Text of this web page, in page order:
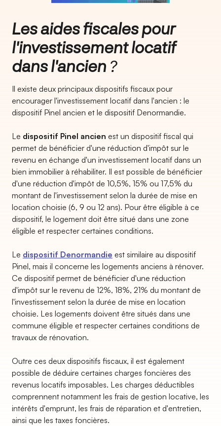
Les aides fiscales pour
l'investissement locatif
dans l'ancien ?
Il existe deux principaux dispositifs fiscaux pour
encourager l'investissement locatif dans l'ancien : le
dispositif Pinel ancien et le dispositif Denormandie.
Le dispositif Pinel ancien est un dispositif fiscal qui
permet de bénéficier d'une réduction d'impôt sur le
revenu en échange d'un investissement locatif dans un
bien immobilier à réhabiliter. Il est possible de bénéficier
d'une réduction d'impôt de 10,5%, 15% ou 17,5% du
montant de l'investissement selon la durée de mise en
location choisie (6, 9 ou 12 ans). Pour être éligible à ce
dispositif, le logement doit être situé dans une zone
éligible et respecter certaines conditions.
Le dispositif Denormandie est similaire au dispositif
Pinel, mais il concerne les logements anciens à rénover.
Ce dispositif permet de bénéficier d'une réduction
d'impôt sur le revenu de 12%, 18%, 21% du montant de
l'investissement selon la durée de mise en location
choisie. Les logements doivent être situés dans une
commune éligible et respecter certaines conditions de
travaux de rénovation.
Outre ces deux dispositifs fiscaux, il est également
possible de déduire certaines charges foncières des
revenus locatifs imposables. Les charges déductibles
comprennent notamment les frais de gestion locative, les
intérêts d'emprunt, les frais de réparation et d'entretien,
ainsi que les taxes foncières.